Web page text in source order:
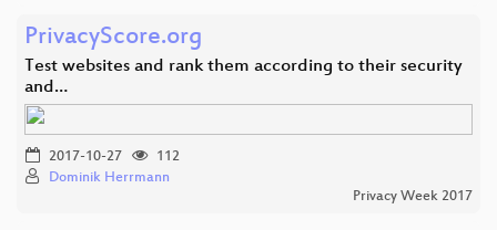
PrivacyScore.org
Test websites and rank them according to their security
and…
2017-10-27
112
Dominik Herrmann
Privacy Week 2017